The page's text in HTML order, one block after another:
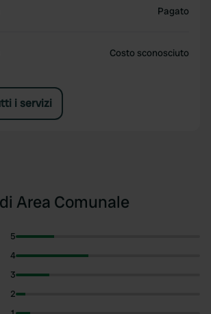
Pagato
Costo sconosciuto
i servizi
Area Comunale
5
4
3
2